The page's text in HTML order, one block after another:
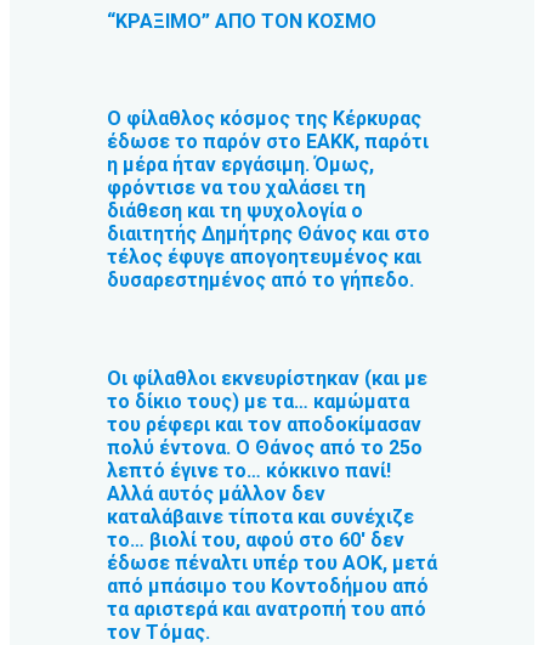
“ΚΡΑΞΙΜΟ” ΑΠΟ ΤΟΝ ΚΟΣΜΟ
Ο φίλαθλος κόσμος της Κέρκυρας
έδωσε το παρόν στο ΕΑΚΚ, παρότι
η μέρα ήταν εργάσιμη. Όμως,
φρόντισε να του χαλάσει τη
διάθεση και τη ψυχολογία ο
διαιτητής Δημήτρης Θάνος και στο
τέλος έφυγε απογοητευμένος και
δυσαρεστημένος από το γήπεδο.
Οι φίλαθλοι εκνευρίστηκαν (και με
το δίκιο τους) με τα… καμώματα
του ρέφερι και τον αποδοκίμασαν
πολύ έντονα. Ο Θάνος από το 25ο
λεπτό έγινε το… κόκκινο πανί!
Αλλά αυτός μάλλον δεν
καταλάβαινε τίποτα και συνέχιζε
το… βιολί του, αφού στο 60′ δεν
έδωσε πέναλτι υπέρ του ΑΟΚ, μετά
από μπάσιμο του Κοντοδήμου από
τα αριστερά και ανατροπή του από
τον Τόμας.